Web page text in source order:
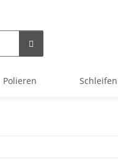
Polieren Schleifen